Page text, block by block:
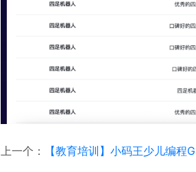
上一个：
【教育培训】小码王少儿编程